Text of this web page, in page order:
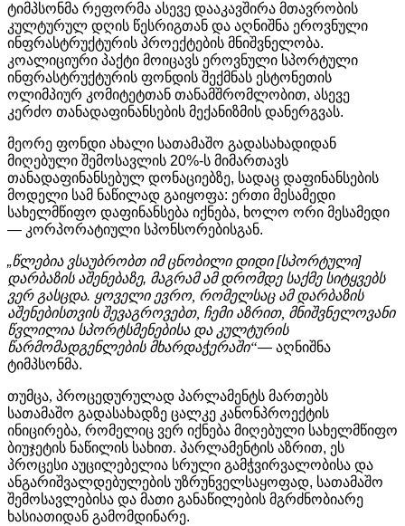
ტიმპსონმა რეფორმა ასევე დააკავშირა მთავრობის
კულტურულ დღის წესრიგთან და აღნიშნა ეროვნული
ინფრასტრუქტურის პროექტების მნიშვნელობა.
კოალიციური პაქტი მოიცავს ეროვნული სპორტული
ინფრასტრუქტურის ფონდის შექმნას ესტონეთის
ოლიმპიურ კომიტეტთან თანამშრომლობით, ასევე
კერძო თანადაფინანსების მექანიზმის დანერგვას.
მეორე ფონდი ახალი სათამაშო გადასახადიდან
მიღებული შემოსავლის 20%-ს მიმართავს
თანადაფინანსებულ დონაციებზე, სადაც დაფინანსების
მოდელი სამ ნაწილად გაიყოფა: ერთი მესამედი
სახელმწიფო დაფინანსება იქნება, ხოლო ორი მესამედი
— კორპორატიული სპონსორებისგან.
„წლებია ვსაუბრობთ იმ ცნობილი დიდი[სპორტული]
დარბაზის აშენებაზე, მაგრამ ამ დრომდე საქმე სიტყვებს
ვერ გასცდა. ყოველი ევრო, რომელსაც ამ დარბაზის
აშენებისთვის შევაგროვებთ, ჩემი აზრით, მნიშვნელოვანი
წვლილია სპორტსმენებისა და კულტურის
წარმომადგენლების მხარდაჭერაში“— აღნიშნა
ტიმპსონმა.
თუმცა, პროცედურულად პარლამენტს მართებს
სათამაშო გადასახადზე ცალკე კანონპროექტის
ინიცირება, რომელიც ვერ იქნება მიღებული სახელმწიფო
ბიუჯეტის ნაწილის სახით. პარლამენტის აზრით, ეს
პროცესი აუცილებელია სრული გამჭვირვალობისა და
ანგარიშვალდებულების უზრუნველსაყოფად, სათამაშო
შემოსავლებისა და მათი განაწილების მგრძნობიარე
ხასიათიდან გამომდინარე.